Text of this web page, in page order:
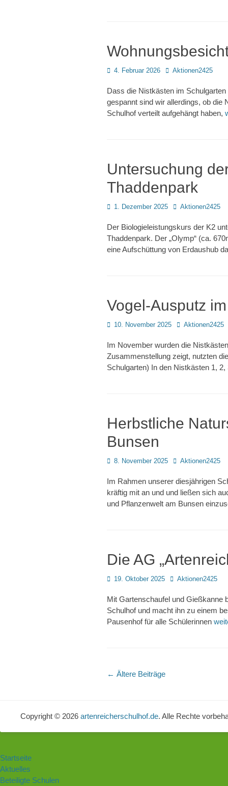
Posted
4. Februar 2026 AutorAktionen2425
Dass die Nistkästen im
gespannt sind wir allerdings, ob die
Schulhof verteilt aufgehängt haben,
Untersuchung
Thaddenpark
Posted
1. Dezember 2025 AutorAktionen2425
Der Biologieleistungskurs der K2
Thaddenpark. Der „Olymp“ (ca.
eine Aufschüttung von Erdaushub
Vogel-Ausputz
Posted
10. November 2025 AutorAktionen2425
Im November wurden die
Zusammenstellung zeigt, nutzten
Schulgarten) In den Nistkästen 1,
Herbstliche
Bunsen
Posted
8. November 2025 AutorAktionen2425
Im Rahmen unserer diesjährigen
kräftig mit an und und ließen sich
und Pflanzenwelt am Bunsen
Die AG
Posted
19. Oktober 2025 AutorAktionen2425
Mit Gartenschaufel und Gießkanne
Schulhof und macht ihn zu einem
Pausenhof für alle Schülerinnen
Beitragsnavigation
← Ältere Beiträge
Copyright © 2026 artenreicherschulhof.de. Alle Rechte
Startseite
Aktuelles
Beteiligte Schulen